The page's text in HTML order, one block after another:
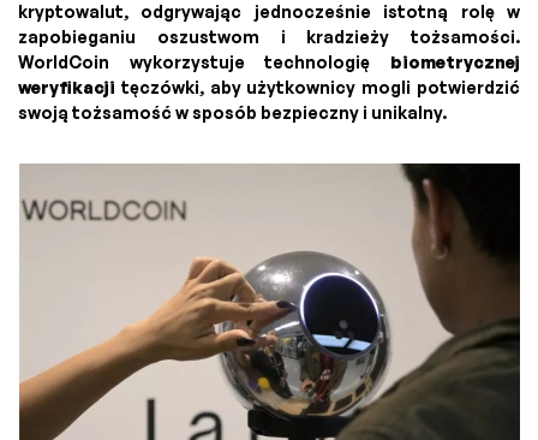
kryptowalut, odgrywając jednocześnie istotną rolę w
zapobieganiu oszustwom i kradzieży tożsamości.
WorldCoin wykorzystuje technologię biometrycznej
weryfikacji tęczówki, aby użytkownicy mogli potwierdzić
swoją tożsamość w sposób bezpieczny i unikalny.